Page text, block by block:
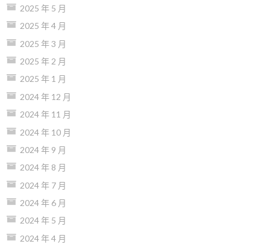
2025 年 5 月
2025 年 4 月
2025 年 3 月
2025 年 2 月
2025 年 1 月
2024 年 12 月
2024 年 11 月
2024 年 10 月
2024 年 9 月
2024 年 8 月
2024 年 7 月
2024 年 6 月
2024 年 5 月
2024 年 4 月